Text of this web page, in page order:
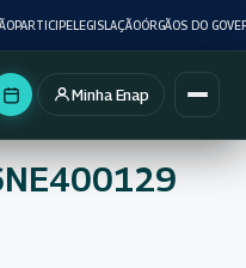
PARTICIPELEGISLAÇÃOÓRGÃOS DO
Minha Enap